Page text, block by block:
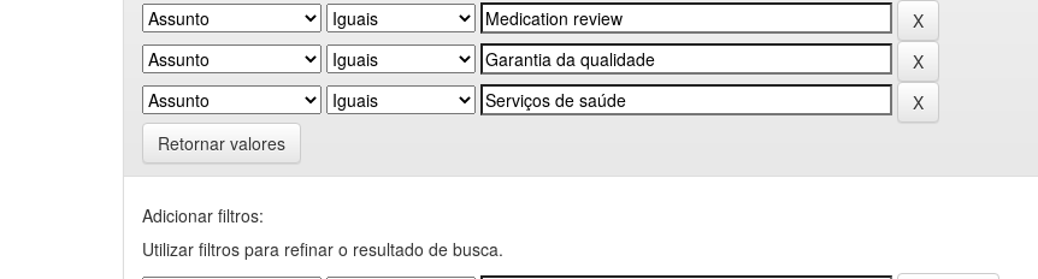
Retornar valores
Adicionar filtros:
Utilizar filtros para refinar o resultado de busca.